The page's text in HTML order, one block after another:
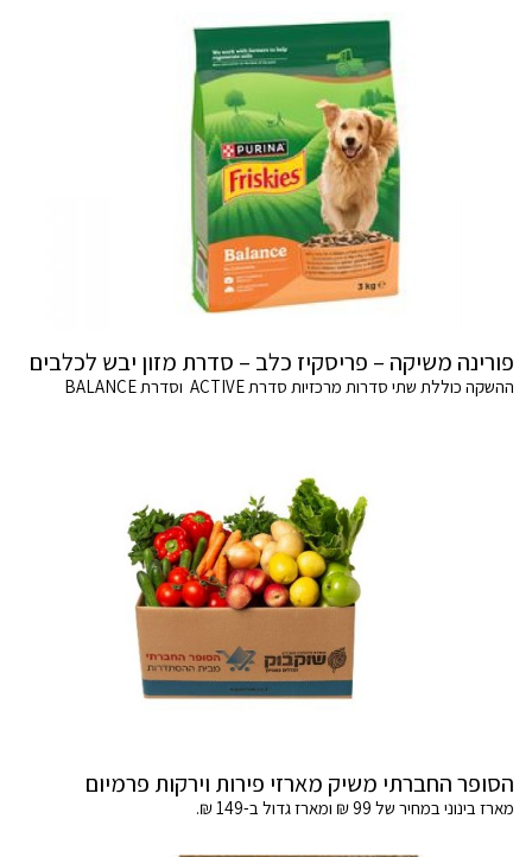
פורינה משיקה – פריסקיז כלב – סדרת מזון יבש לכלבים
ההשקה כוללת שתי סדרות מרכזיות סדרת ACTIVE וסדרת BALANCE
הסופר החברתי משיק מארזי פירות וירקות פרמיום
מארז בינוני במחיר של 99 ₪ ומארז גדול ב-149 ₪.